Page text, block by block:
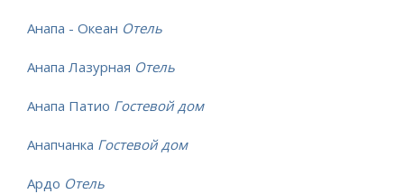
Анапа - Океан Отель
Анапа Лазурная Отель
Анапа Патио Гостевой дом
Анапчанка Гостевой дом
Ардо Отель